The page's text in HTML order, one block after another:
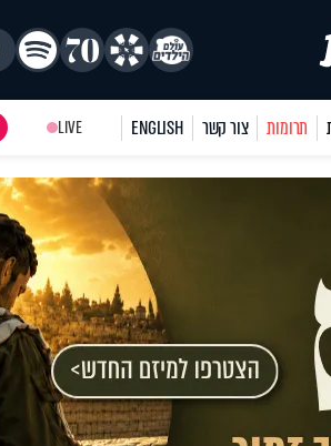
תרומות צור קשר ENGLISH
LIVE